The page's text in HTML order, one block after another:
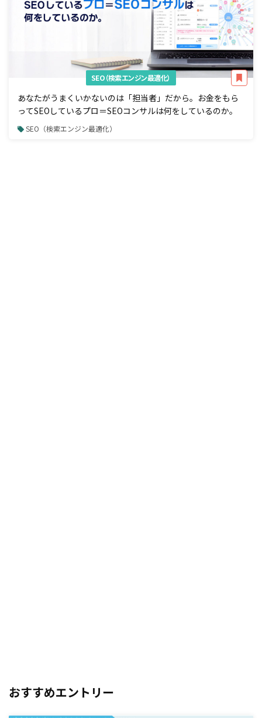
SEO（検索エンジン最適化）
あなたがうまくいかないのは「担当者」だから。お金をもら
ってSEOしているプロ＝SEOコンサルは何をしているのか。
SEO（検索エンジン最適化）
おすすめエントリー